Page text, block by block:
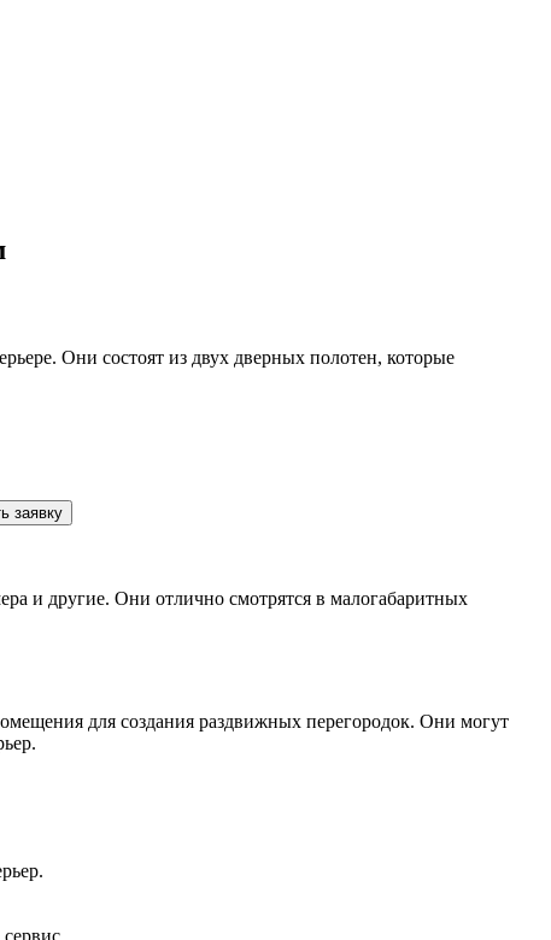
Они состоят из двух дверных полотен, которые
заявку
и другие. Они отлично смотрятся в малогабаритных
для создания раздвижных перегородок. Они могут